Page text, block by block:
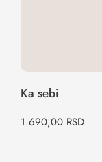
Ka sebi
1.690,00 RSD